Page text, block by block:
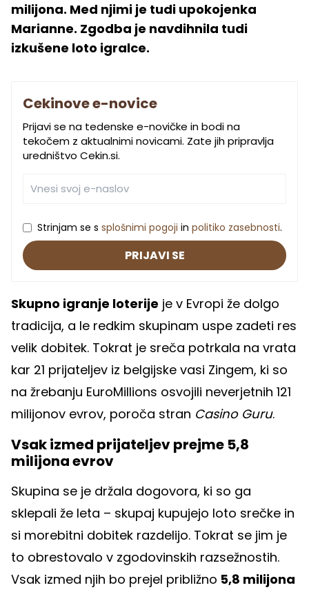
milijona. Med njimi je tudi upokojenka
Marianne. Zgodba je navdihnila tudi
izkušene loto igralce.
Cekinove e-novice
Prijavi se na tedenske e-novičke in bodi na
tekočem z aktualnimi novicami. Zate jih pripravlja
uredništvo Cekin.si.
Strinjam se s splošnimi pogoji in politiko zasebnosti.
PRIJAVI SE
Skupno igranje loterije je v Evropi že dolgo
tradicija, a le redkim skupinam uspe zadeti res
velik dobitek. Tokrat je sreča potrkala na vrata
kar 21 prijateljev iz belgijske vasi Zingem, ki so
na žrebanju EuroMillions osvojili neverjetnih 121
milijonov evrov, poroča stran Casino Guru.
Vsak izmed prijateljev prejme 5,8
milijona evrov
Skupina se je držala dogovora, ki so ga
sklepali že leta – skupaj kupujejo loto srečke in
si morebitni dobitek razdelijo. Tokrat se jim je
to obrestovalo v zgodovinskih razsežnostih.
Vsak izmed njih bo prejel približno 5,8 milijona